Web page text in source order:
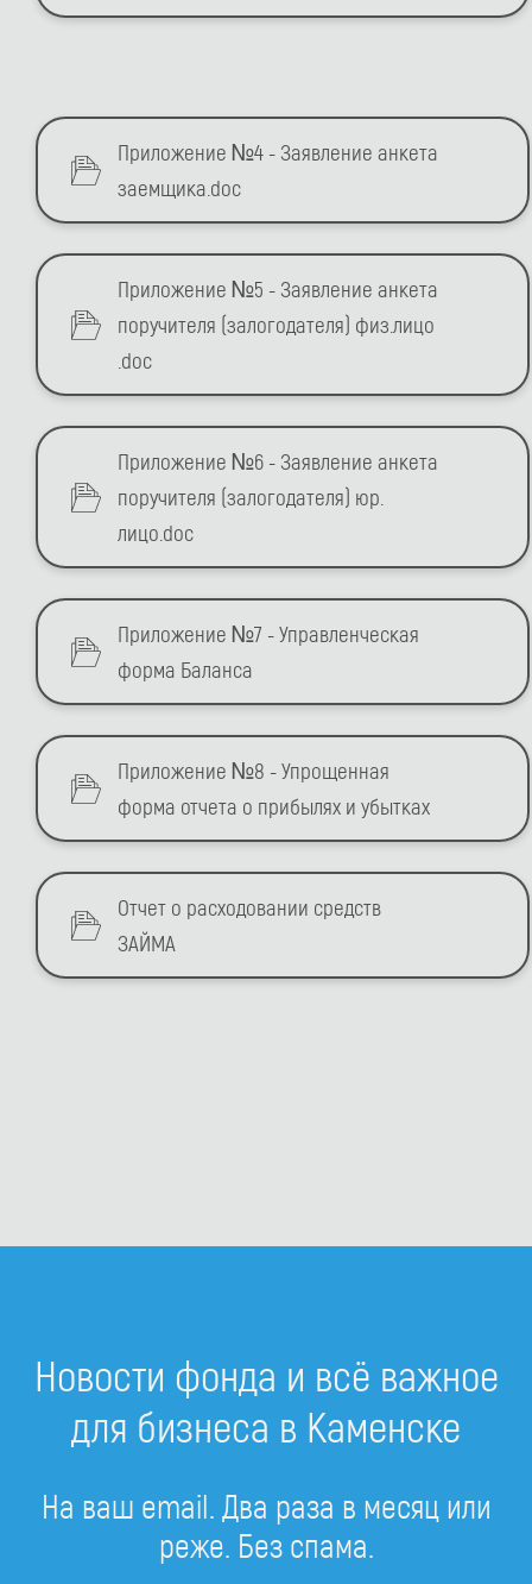
Приложение №4 - Заявление анкета
заемщика.doc
Приложение №5 - Заявление анкета
поручителя (залогодателя) физ.лицо
.doc
Приложение №6 - Заявление анкета
поручителя (залогодателя) юр.
лицо.doc
Приложение №7 - Управленческая
форма Баланса
Приложение №8 - Упрощенная
форма отчета о прибылях и убытках
Отчет о расходовании средств
ЗАЙМА
Новости фонда и всё важное
для бизнеса в Каменске
На ваш email. Два раза в месяц или
реже. Без спама.